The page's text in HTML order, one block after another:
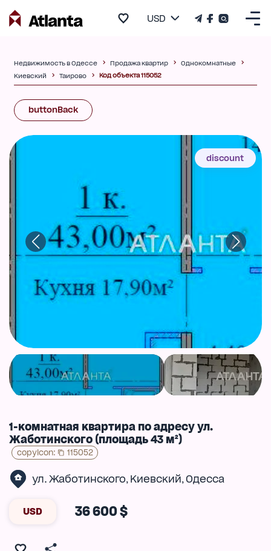
USD
Недвижимость в Одессе Продажа квартир
Однокомнатные
Киевский
Таирово Код объекта 115052
buttonBack
discount
1-комнатная квартира по адресу ул.
Жаботинского (площадь 43 м²)
copyIcon: 115052
ул. Жаботинского, Киевский, Одесса
USD 36 600 $